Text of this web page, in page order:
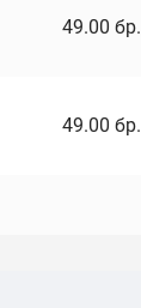
49.00 бр.
49.00 бр.